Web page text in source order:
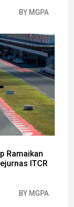
BY MGPA
Ramaikan
ITCR
BY MGPA